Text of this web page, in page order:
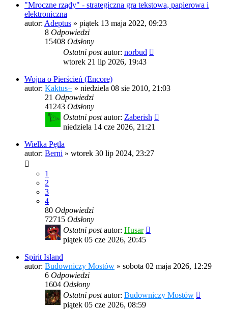
"Mroczne rządy" - strategiczna gra tekstowa, papierowa i
elektroniczna
autor: Adeptus » piątek 13 maja 2022, 09:23
8 Odpowiedzi
15408 Odsłony
Ostatni postautor: norbud
wtorek 21 lip 2026, 19:43
Wojna o Pierścień (Encore)
autor: Kaktus+ » niedziela 08 sie 2010, 21:03
21 Odpowiedzi
41243 Odsłony
Ostatni postautor: Zaberish
niedziela 14 cze 2026, 21:21
Wielka Pętla
autor: Berni » wtorek 30 lip 2024, 23:27
1
2
3
4
80 Odpowiedzi
72715 Odsłony
Ostatni postautor: Husar
piątek 05 cze 2026, 20:45
Spirit Island
autor: Budowniczy Mostów » sobota 02 maja 2026, 12:29
6 Odpowiedzi
1604 Odsłony
Ostatni postautor: Budowniczy Mostów
piątek 05 cze 2026, 08:59